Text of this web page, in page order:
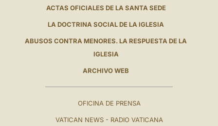
ACTAS OFICIALES DE LA SANTA SEDE
LA DOCTRINA SOCIAL DE LA IGLESIA
ABUSOS CONTRA MENORES. LA RESPUESTA DE LA
IGLESIA
ARCHIVO WEB
OFICINA DE PRENSA
VATICAN NEWS - RADIO VATICANA